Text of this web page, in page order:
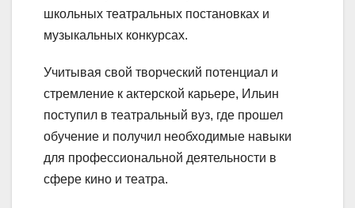
школьных театральных постановках и
музыкальных конкурсах.
Учитывая свой творческий потенциал и
стремление к актерской карьере, Ильин
поступил в театральный вуз, где прошел
обучение и получил необходимые навыки
для профессиональной деятельности в
сфере кино и театра.